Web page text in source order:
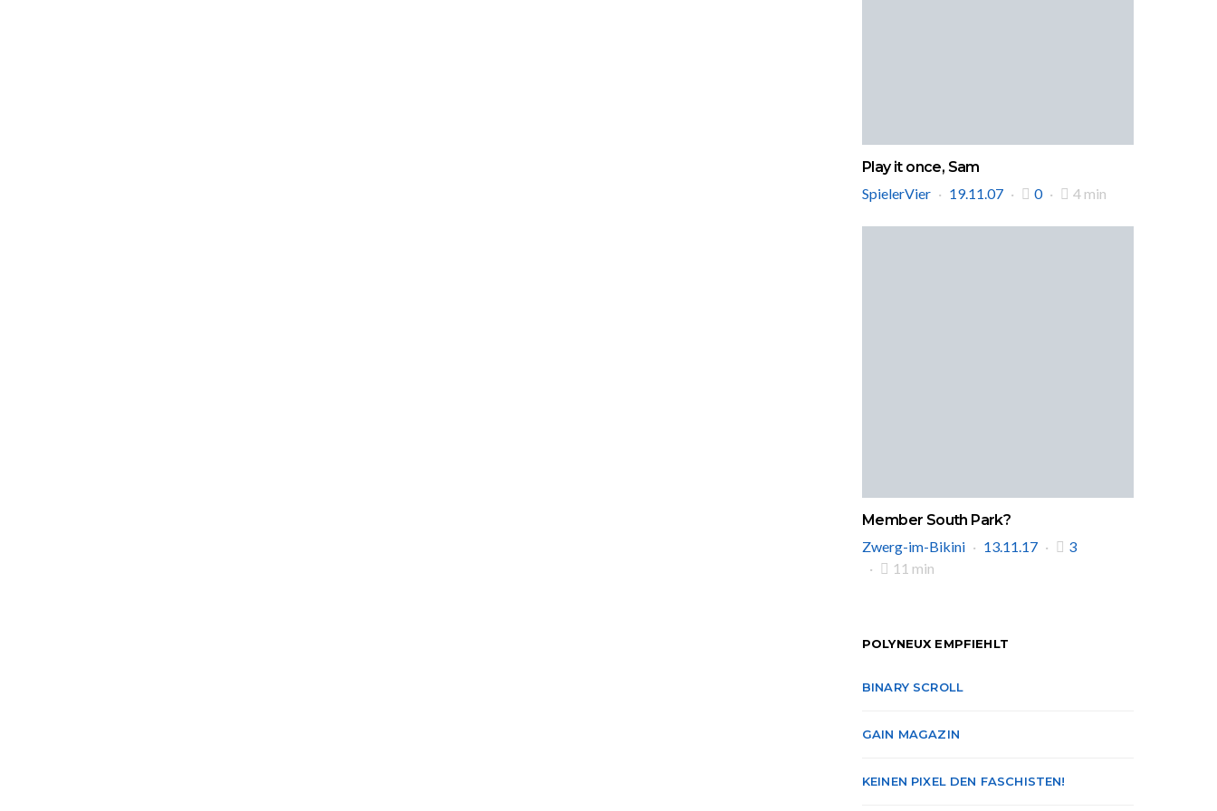
Play it once, Sam
SpielerVier
19.11.07 0 4 min
Member South Park?
Zwerg-im-Bikini
13.11.17
3
11 min
POLYNEUX EMPFIEHLT
BINARY SCROLL
GAIN MAGAZIN
KEINEN PIXEL DEN FASCHISTEN!